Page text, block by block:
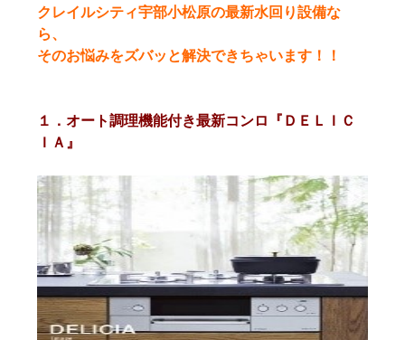
クレイルシティ宇部小松原の最新水回り設備な
ら、
そのお悩みをズバッと解決できちゃいます！！
１．オート調理機能付き最新コンロ『ＤＥＬＩＣ
ＩＡ』